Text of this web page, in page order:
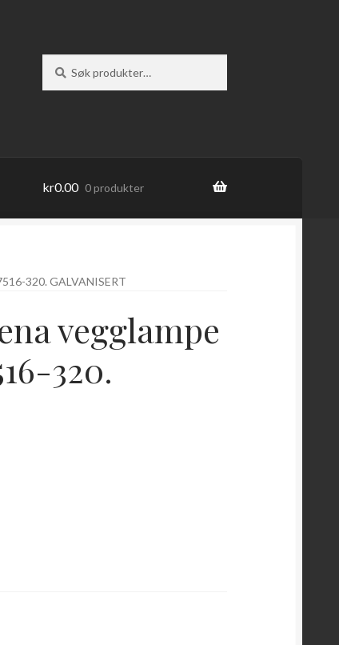
etter:
kr0.00 0 produkter
320. GALVANISERT
vegglampe
320.